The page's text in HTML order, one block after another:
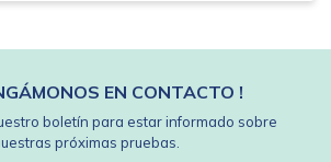
EN CONTACTO !
boletín para estar informado sobre
próximas pruebas.